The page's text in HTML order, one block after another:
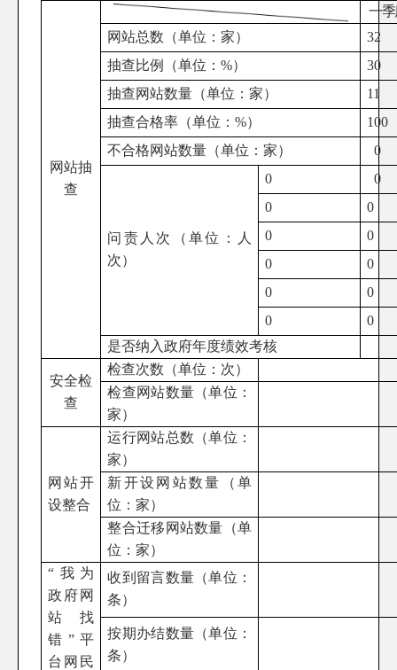
网站抽
查
一
网站总数（单位：家）
32
抽查比例（单位：%）
30
抽查网站数量（单位：家）
11
抽查合格率（单位：%）
100
不合格网站数量（单位：家）
0
问责人次（单位：人
次）
0
0
0
0
0
0
0
0
0
0
0
0
是否纳入政府年度绩效考核
安全检
查
检查次数（单位：次）
检查网站数量（单位：
家）
网站开
设整合
运行网站总数（单位：
家）
新开设网站数量（单
位：家）
整合迁移网站数量（单
位：家）
“我为
政府网
站找
错”平
台网民
收到留言数量（单位：
条）
按期办结数量（单位：
条）